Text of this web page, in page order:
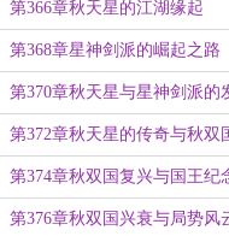
第366章秋天星的江湖缘起
第368章星神剑派的崛起之路
第370章秋天星与星神剑派的
第372章秋天星的传奇与秋双
云
第374章秋双国复兴与国王纪
第376章秋双国兴衰与局势风